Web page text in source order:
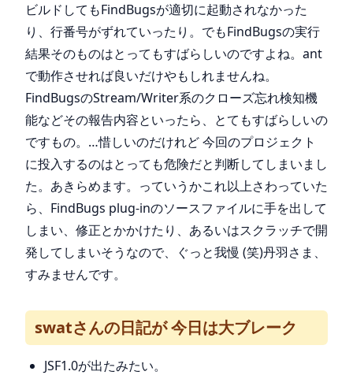
ビルドしてもFindBugsが適切に起動されなかった
り、行番号がずれていったり。でもFindBugsの実行
結果そのものはとってもすばらしいのですよね。ant
で動作させれば良いだけやもしれませんね。
FindBugsのStream/Writer系のクローズ忘れ検知機
能などその報告内容といったら、とてもすばらしいの
ですもの。…惜しいのだけれど 今回のプロジェクト
に投入するのはとっても危険だと判断してしまいまし
た。あきらめます。っていうかこれ以上さわっていた
ら、FindBugs plug-inのソースファイルに手を出して
しまい、修正とかかけたり、あるいはスクラッチで開
発してしまいそうなので、ぐっと我慢 (笑)丹羽さま、
すみませんです。
swatさんの日記が 今日は大ブレーク
JSF1.0が出たみたい。